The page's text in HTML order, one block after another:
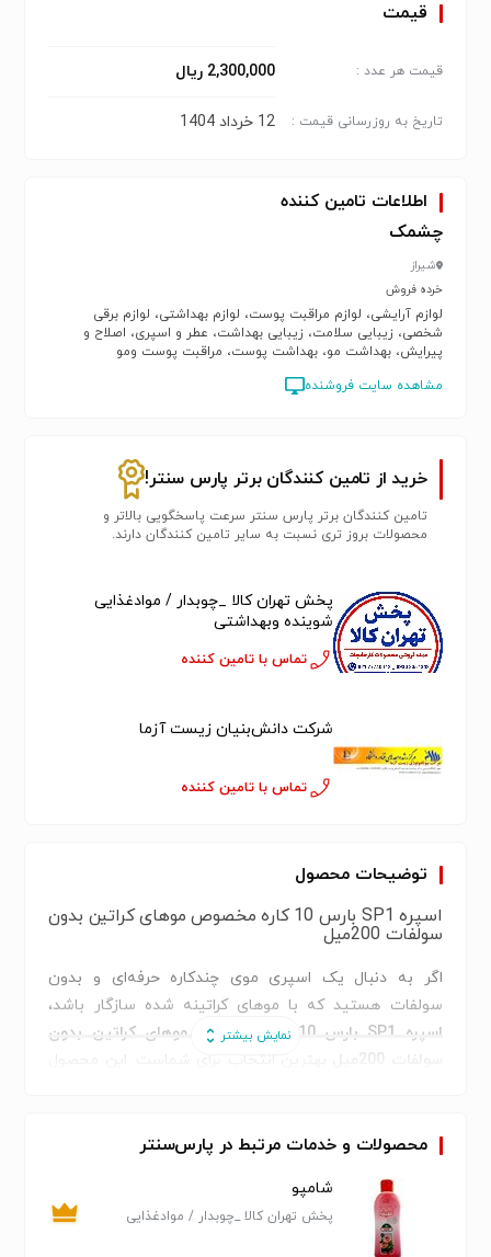
قیمت
قیمت هر عدد : 2,300,000 ریال
تاریخ به روزرسانی قیمت : 12 خرداد 1404
اطلاعات تامین کننده
چشمک
شیراز
خرده فروش
لوازم آرایشی، لوازم مراقبت پوست، لوازم بهداشتی، لوازم برقی
شخصی، زیبایی سلامت، زیبایی بهداشت، عطر و اسپری، اصلاح و
پیرایش، بهداشت مو، بهداشت پوست، مراقبت پوست ومو
مشاهده سایت فروشنده
خرید از تامین کنندگان برتر پارس سنتر!
تامین کنندگان برتر پارس سنتر سرعت پاسخگویی بالاتر و
محصولات بروز تری نسبت به سایر تامین کنندگان دارند.
پخش تهران کالا _چوبدار / مواد‌غذایی
شوینده وبهداشتی
تماس با تامین کننده
شرکت دانش‌بنیان زیست آزما
تماس با تامین کننده
توضیحات محصول
اسپره SP1 بارس 10 کاره مخصوص موهای کراتین بدون
سولفات 200میل
اگر به دنبال یک اسپری موی چندکاره حرفه‌ای و بدون
سولفات هستید که با موهای کراتینه شده سازگار باشد،
اسپره SP1 بارس 10 کاره مخصوص موهای کراتین بدون
⭐ ویژگی‌های کلیدی اسپره SP1 بارس:
بدون سولفات و پارابن
آسیب‌پذیر
محافظ حرارتی در برابر سشوار و اتو مو
محصولات و خدمات مرتبط در پارس‌سنتر
شامپو
پخش تهران کالا _چوبدار / مواد‌غذایی